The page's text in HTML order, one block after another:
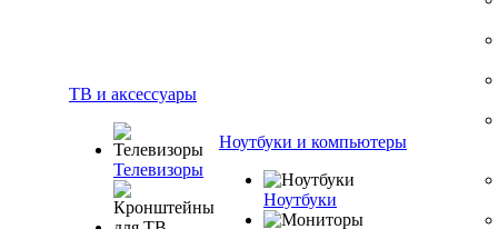
ТВ и аксессуары
Телевизоры
Ноутбуки и компьютеры
Ноутбуки